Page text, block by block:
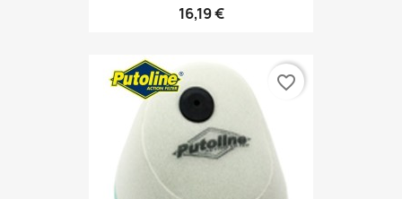
16,19 €
favorite_border